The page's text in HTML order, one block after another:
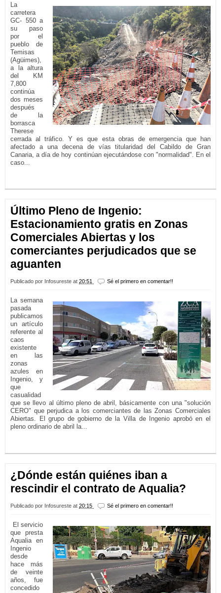
La
carretera
GC- 550 a
su paso
por el
pueblo de
Temisas
(Agüimes),
a la altura
del KM
7,800
continúa
dos meses
después
de la
borrasca
Therese
cerrada al tráfico. Y es que esta obras de emergencia que han
afectado a una decena de vías titularidad del Cabildo de Gran
Canaria, a día de hoy continúan ejecutándose con "normalidad". En el
caso...
Último Pleno de Ingenio:
Estacionamiento gratis en Zonas
Comerciales Abiertas y los
comerciantes perjudicados que se
aguanten
Publicado por Infosureste at 20:51 Sé el primero en comentar!!
La semana
pasada
publicamos
un artículo
referente al
caos
existente
en las
zonas
azules en
Ingenio, y
que
casualidad
que se llevo al último pleno de abril, básicamente con una "solución
CERO" que perjudica a los comerciantes de las Zonas Comerciales
Abiertas. El grupo de gobierno de la Villa de Ingenio aprobó en el
pleno ordinario de abril la...
¿Dónde están quiénes iban a
rescindir el contrato de Aqualia?
Publicado por Infosureste at 20:15 Sé el primero en comentar!!
El servicio
que presta
Aqualia en
Ingenio
desde
hace más
de veinte
años, fue
concedido